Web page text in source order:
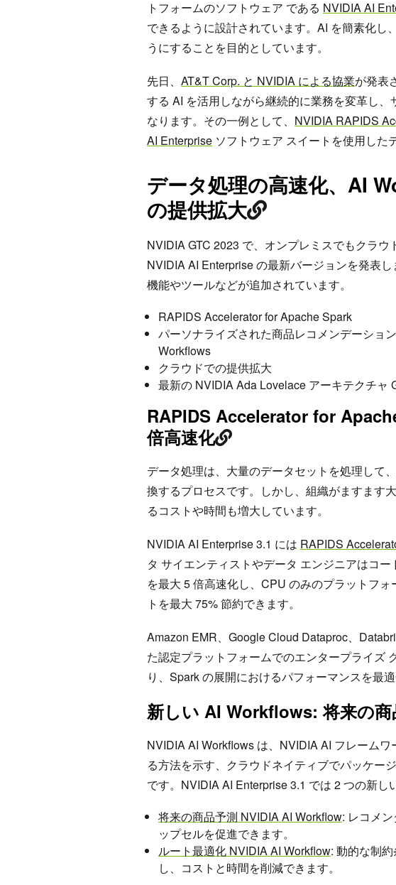
トフォームのソフトウェア である NVIDIA AI
できるように設計されています。AI を簡素化し
うにすることを目的としています。
先日、 AT&T Corp. と NVIDIA による協業が発表
する AI を活用しながら継続的に業務を変革し
なります。その一例として、 NVIDIA RAPIDS
AI Enterprise ソフトウェア スイートを使用した
データ処理の高速化、AI
の提供拡大
NVIDIA GTC 2023 で、オンプレミスでもクラ
NVIDIA AI Enterprise の最新バージョンを発表
機能やツールなどが追加されています。
RAPIDS Accelerator for Apache Spark
パーソナライズされた商品レコメンデーショ
Workflows
クラウドでの提供拡大
最新の NVIDIA Ada Lovelace アーキテクチャ
RAPIDS Accelerator for
倍高速化
データ処理は、大量のデータセットを処理して
換するプロセスです。しかし、組織がますます
るコストや時間も増大しています。
NVIDIA AI Enterprise 3.1 には RAPIDS
タ サイエンティストやデータ エンジニアはコ
を最大 5 倍高速化し、CPU のみのプラットフ
トを最大 75% 節約できます。
Amazon EMR、Google Cloud Dataproc、
た認定プラットフォームでのエンタープライズ
り、Spark の展開におけるパフォーマンスを最適
新しい AI Workflows: 将来の
NVIDIA AI Workflows は、NVIDIA AI フレーム
る方法を示す、クラウドネイティブでパッケー
です。NVIDIA AI Enterprise 3.1 では 2 つの新し
将来の商品予測 NVIDIA AI Workflow: レコメ
ップセルを促進できます。
ルート最適化 NVIDIA AI Workflow: 動的な制
し、コストと時間を削減できます。